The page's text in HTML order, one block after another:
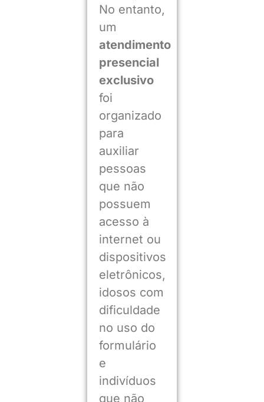
No entanto,
um
atendimento
presencial
exclusivo
foi
organizado
para
auxiliar
pessoas
que não
possuem
acesso à
internet ou
dispositivos
eletrônicos,
idosos com
dificuldade
no uso do
formulário
e
indivíduos
que não